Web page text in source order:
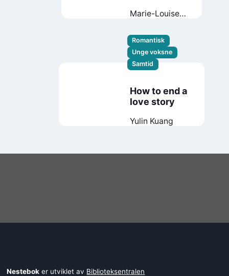
Marie-Louise
Romantisk
Unge voksne
Samtid
How to end a
love story
Yulin Kuang
Nestebok er utviklet av Biblioteksentralen